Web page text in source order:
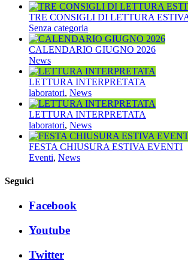
TRE CONSIGLI DI LETTURA
Senza categoria
CALENDARIO GIUGNO 2026
News
LETTURA INTERPRETATA
laboratori, News
LETTURA INTERPRETATA
laboratori, News
FESTA CHIUSURA ESTIVA EVENTI
Eventi, News
Seguici
Facebook
Youtube
Twitter